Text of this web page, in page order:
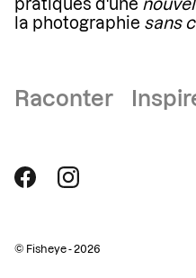
pratiques d'une
la photographie sans
Raconter
© Fisheye - 2026